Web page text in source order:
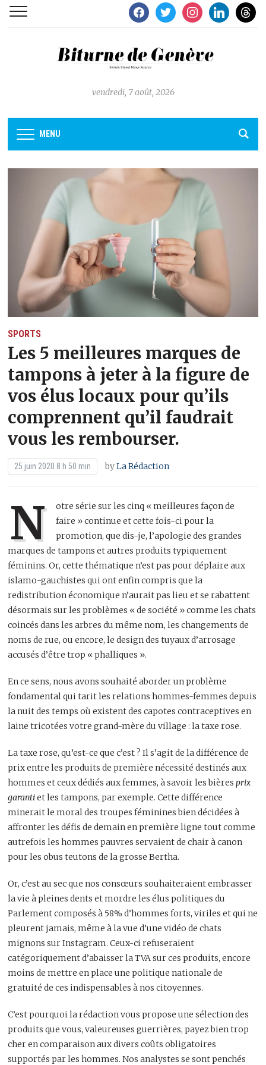
facebooktwitterinstagramlinkedinthreads
vendredi, 7 août, 2026
MENU
SPORTS
Les 5 meilleures marques de
tampons à jeter à la figure de
vos élus locaux pour qu’ils
comprennent qu’il faudrait
vous les rembourser.
25 juin 2020 8 h 50 min byLa Rédaction
N
otre série sur les cinq « meilleures façon de
faire » continue et cette fois-ci pour la
promotion, que dis-je, l’apologie des grandes
marques de tampons et autres produits typiquement
féminins. Or, cette thématique n’est pas pour déplaire aux
islamo-gauchistes qui ont enfin compris que la
redistribution économique n’aurait pas lieu et se rabattent
désormais sur les problèmes « de société » comme les chats
coincés dans les arbres du même nom, les changements de
noms de rue, ou encore, le design des tuyaux d’arrosage
accusés d’être trop « phalliques ».
En ce sens, nous avons souhaité aborder un problème
fondamental qui tarit les relations hommes-femmes depuis
la nuit des temps où existent des capotes contraceptives en
laine tricotées votre grand-mère du village : la taxe rose.
La taxe rose, qu’est-ce que c’est ? Il s’agit de la différence de
prix entre les produits de première nécessité destinés aux
hommes et ceux dédiés aux femmes, à savoir les bièresprix
garantiet les tampons, par exemple. Cette différence
minerait le moral des troupes féminines bien décidées à
affronter les défis de demain en première ligne tout comme
autrefois les hommes pauvres servaient de chair à canon
pour les obus teutons de la grosse Bertha.
Or, c’est au sec que nos consœurs souhaiteraient embrasser
la vie à pleines dents et mordre les élus politiques du
Parlement composés à 58% d’hommes forts, viriles et qui ne
pleurent jamais, même à la vue d’une vidéo de chats
mignons sur Instagram. Ceux-ci refuseraient
catégoriquement d’abaisser la TVA sur ces produits, encore
moins de mettre en place une politique nationale de
gratuité de ces indispensables à nos citoyennes.
C’est pourquoi la rédaction vous propose une sélection des
produits que vous, valeureuses guerrières, payez bien trop
cher en comparaison aux divers coûts obligatoires
supportés par les hommes. Nos analystes se sont penchés